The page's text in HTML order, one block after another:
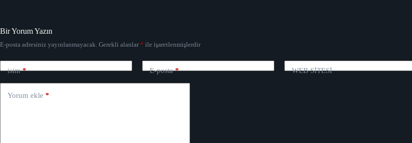
Bir Yorum Yazın
E-posta adresiniz yayınlanmayacak. Gerekli alanlar* ile işaretlenmişlerdir
isim* E-posta* WEB SİTESİ
Yorum ekle *